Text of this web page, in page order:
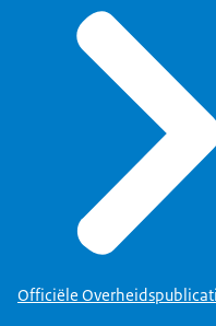
Officiële